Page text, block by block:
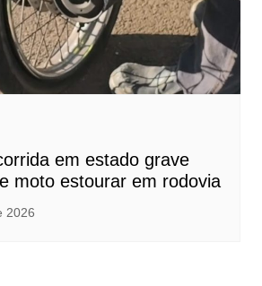
em estado grave
moto estourar em rodovia
2026